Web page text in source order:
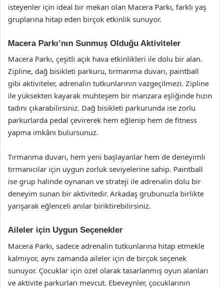
isteyenler için ideal bir mekan olan Macera Parkı, farklı yaş
gruplarına hitap eden birçok etkinlik sunuyor.
Macera Parkı’nın Sunmuş Olduğu Aktiviteler
Macera Parkı, çeşitli açık hava etkinlikleri ile dolu bir alan.
Zipline, dağ bisikleti parkuru, tırmanma duvarı, paintball
gibi aktiviteler, adrenalin tutkunlarının vazgeçilmezi. Zipline
ile yüksekten kayarak muhteşem bir manzara eşliğinde hızın
tadını çıkarabilirsiniz. Dağ bisikleti parkurunda ise zorlu
parkurlarda pedal çevirerek hem eğlenip hem de fitness
yapma imkânı bulursunuz.
Tırmanma duvarı, hem yeni başlayanlar hem de deneyimli
tırmanıcılar için uygun zorluk seviyelerine sahip. Paintball
ise grup halinde oynanan ve strateji ile adrenalin dolu bir
deneyim sunan bir aktivitedir. Arkadaş grubunuzla birlikte
yarışarak eğlenceli anılar biriktirebilirsiniz.
Aileler için Uygun Seçenekler
Macera Parkı, sadece adrenalin tutkunlarına hitap etmekle
kalmıyor, aynı zamanda aileler için de birçok seçenek
sunuyor. Çocuklar için özel olarak tasarlanmış oyun alanları
ve aktivite parkurları mevcut. Ebeveynler, çocuklarının